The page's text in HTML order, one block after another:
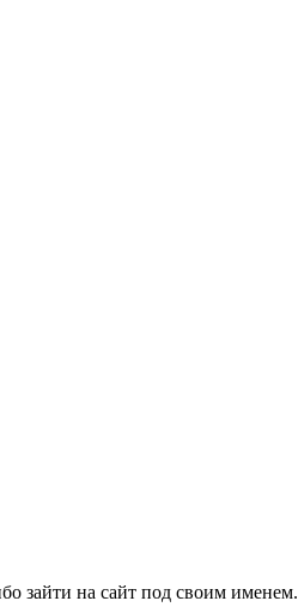
зайти на сайт под своим именем.